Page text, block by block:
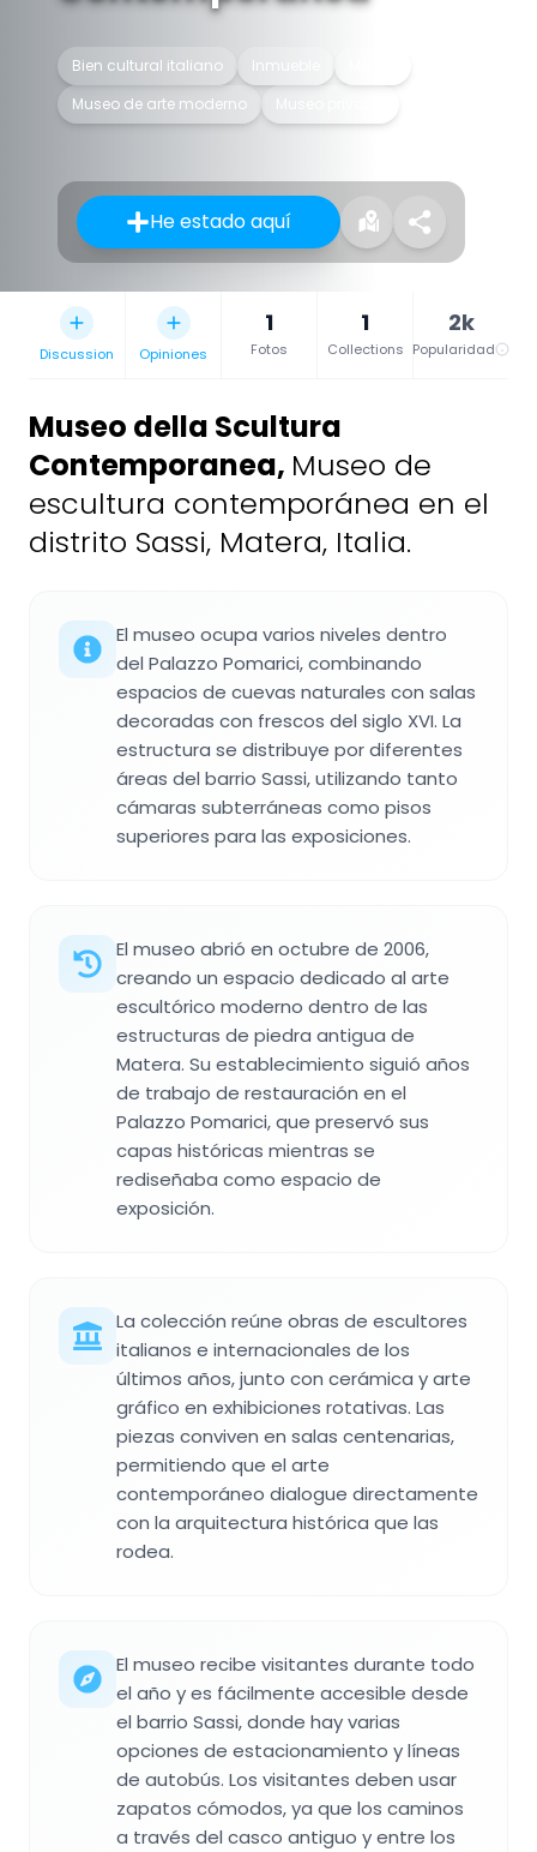
Bien cultural italiano Inmueble
Museo de arte moderno
He estado aquí
Discussion Opiniones
1
Fotos
1
Collections
2k
Popularidad
Museo della Scultura
Contemporanea, Museo de
escultura contemporánea en el
distrito Sassi, Matera, Italia.
El museo ocupa varios niveles dentro
del Palazzo Pomarici, combinando
espacios de cuevas naturales con salas
decoradas con frescos del siglo XVI. La
estructura se distribuye por diferentes
áreas del barrio Sassi, utilizando tanto
cámaras subterráneas como pisos
superiores para las exposiciones.
El museo abrió en octubre de 2006,
creando un espacio dedicado al arte
escultórico moderno dentro de las
estructuras de piedra antigua de
Matera. Su establecimiento siguió años
de trabajo de restauración en el
Palazzo Pomarici, que preservó sus
capas históricas mientras se
rediseñaba como espacio de
exposición.
La colección reúne obras de escultores
italianos e internacionales de los
últimos años, junto con cerámica y arte
gráfico en exhibiciones rotativas. Las
piezas conviven en salas centenarias,
permitiendo que el arte
contemporáneo dialogue directamente
con la arquitectura histórica que las
rodea.
El museo recibe visitantes durante todo
el año y es fácilmente accesible desde
el barrio Sassi, donde hay varias
opciones de estacionamiento y líneas
de autobús. Los visitantes deben usar
zapatos cómodos, ya que los caminos
a través del casco antiguo y entre los